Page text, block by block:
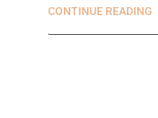
CONTINUE READING